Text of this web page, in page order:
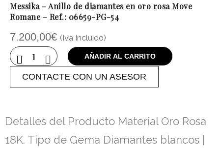
Messika – Anillo de diamantes en oro rosa Move
Romane – Ref.: 06659-PG-54
7.200,00€ (Iva Incluido)
AÑADIR AL CARRITO
CONTACTE CON UN ASESOR
Detalles del Producto Material Oro Rosa
18K. Tipo de Gema Diamantes blancos |